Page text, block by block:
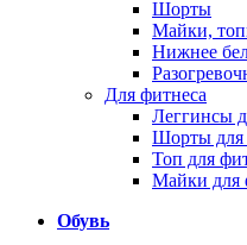
Шорты
Майки,
Нижнее
Для фитнеса
Леггинсы
Шорты для
Топ для
Майки для
Обувь